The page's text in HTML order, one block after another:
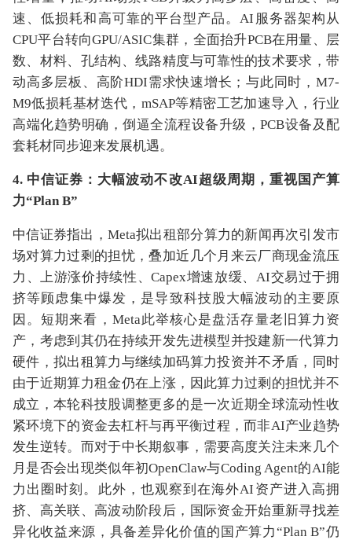
速、低损耗和高可靠的平台型产品。AI服务器架构从
CPU平台转向GPU/ASIC集群，全面抬升PCB在用量、层
数、材料、孔结构、线路精度与可靠性的技术要求，带
动高多层板、高阶HDI需求快速增长；与此同时，M7-
M9低损耗基材迭代，mSAP等精密工艺加速导入，行业
高端化趋势明确，倒逼全流程设备升级，PCB设备及配
套耗材同步迎来发展机遇。
4. 中信证券：大幅波动不改AI超级周期，重视国产算
力“Plan B”
中信证券指出，Meta拟出租部分算力的新闻再次引发市
场对算力过剩的担忧，叠加近几个月来云厂商现金流压
力、上游涨价持续性、Capex增速放缓、AI交易过于拥
挤等顾虑集中爆发，是导致科技股大幅波动的主要原
因。短期来看，Meta此举核心是盘活存量老旧算力资
产，考虑到其仍在持续开发先进模型并投建新一代算力
硬件，拟出租算力与继续加码算力投资并不矛盾，同时
由于近期算力租金仍在上涨，因此算力过剩的担忧并不
成立，本轮科技股调整更多的是一次近期全球流动性收
紧环境下的资金去杠杆与再平衡过程，而非AI产业趋势
发生逆转。而对于中长期叙事，需要高度关注未来几个
月是否会出现类似年初OpenClaw与Coding Agent的AI能
力出圈时刻。此外，也观察到在海外AI资产进入高拥
挤、高关联、高波动阶段后，国际资金开始重新寻找差
异化收益来源，具备差异化价值的国产算力“Plan B”仍